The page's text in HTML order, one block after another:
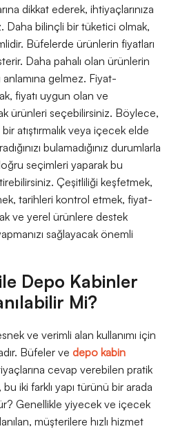
dikkat ederek, ihtiyaçlarınıza
Daha bilinçli bir tüketici olmak,
Büfelerde ürünlerin fiyatları
Daha pahalı olan ürünlerin
gelmez. Fiyat-
fiyatı uygun olan ve
ürünleri seçebilirsiniz. Böylece,
atıştırmalık veya içecek elde
bulamadığınız durumlarla
seçimleri yaparak bu
Çeşitliliği keşfetmek,
tarihleri kontrol etmek, fiyat-
ve yerel ürünlere destek
sağlayacak önemli
Depo Kabinler
Mi?
ve verimli alan kullanımı için
Büfeler ve depo kabin
cevap verebilen pratik
iki farklı yapı türünü bir arada
Genellikle yiyecek ve içecek
müşterilere hızlı hizmet